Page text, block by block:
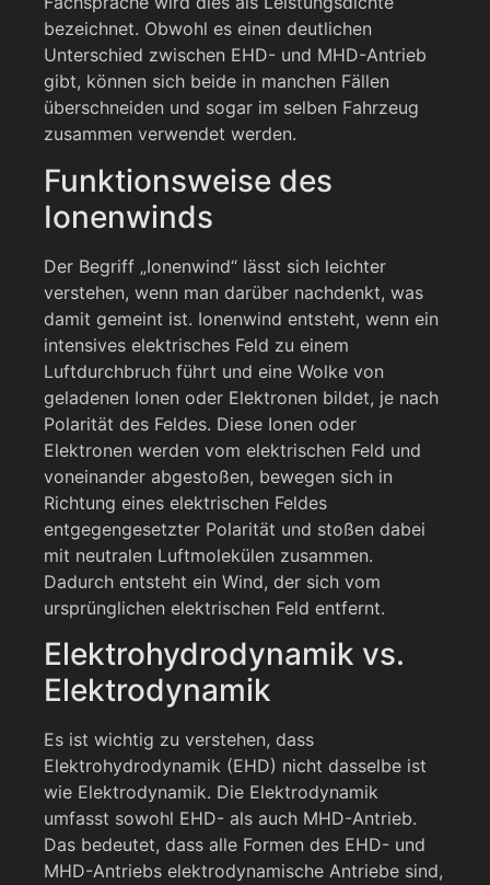
bezeichnet. Obwohl es einen deutlichen
Unterschied zwischen EHD- und MHD-Antrieb
gibt, können sich beide in manchen Fällen
überschneiden und sogar im selben Fahrzeug
zusammen verwendet werden.
Funktionsweise des
Ionenwinds
Der Begriff „Ionenwind“ lässt sich leichter
verstehen, wenn man darüber nachdenkt, was
damit gemeint ist. Ionenwind entsteht, wenn ein
intensives elektrisches Feld zu einem
Luftdurchbruch führt und eine Wolke von
geladenen Ionen oder Elektronen bildet, je nach
Polarität des Feldes. Diese Ionen oder
Elektronen werden vom elektrischen Feld und
voneinander abgestoßen, bewegen sich in
Richtung eines elektrischen Feldes
entgegengesetzter Polarität und stoßen dabei
mit neutralen Luftmolekülen zusammen.
Dadurch entsteht ein Wind, der sich vom
ursprünglichen elektrischen Feld entfernt.
Elektrohydrodynamik vs.
Elektrodynamik
Es ist wichtig zu verstehen, dass
Elektrohydrodynamik (EHD) nicht dasselbe ist
wie Elektrodynamik. Die Elektrodynamik
umfasst sowohl EHD- als auch MHD-Antrieb.
Das bedeutet, dass alle Formen des EHD- und
MHD-Antriebs elektrodynamische Antriebe sind,